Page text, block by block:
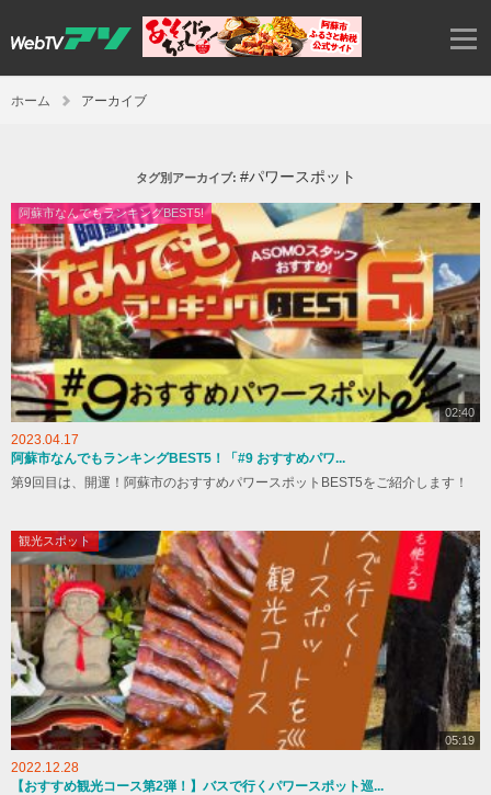
ホーム アーカイブ
タグ別アーカイブ: #パワースポット
阿蘇市なんでもランキングBEST5!
02:40
2023.04.17
阿蘇市なんでもランキングBEST5！「#9 おすすめパワ...
第9回目は、開運！阿蘇市のおすすめパワースポットBEST5をご紹介します！
観光スポット
05:19
2022.12.28
【おすすめ観光コース第2弾！】バスで行くパワースポット巡...